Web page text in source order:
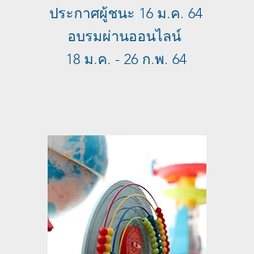
ประกาศผู้ชนะ 16 ม.ค. 64
อบรมผ่านออนไลน์
18 ม.ค. - 26 ก.พ. 64